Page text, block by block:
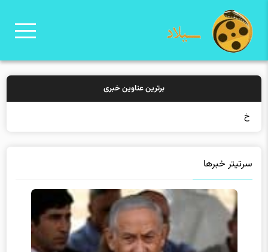
برترین عناوین خبری
خرید بیمه
سرتیتر خبرها